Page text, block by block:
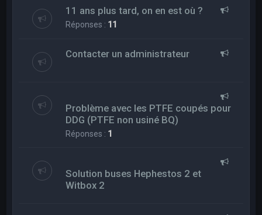
11 ans plus tard, on en est où ?
Réponses : 11
Contacter un administrateur
Problème avec les PTFE coupés pour
DDG (PTFE non usiné BQ)
Réponses : 1
Solution buses Hephestos 2 et
Witbox 2